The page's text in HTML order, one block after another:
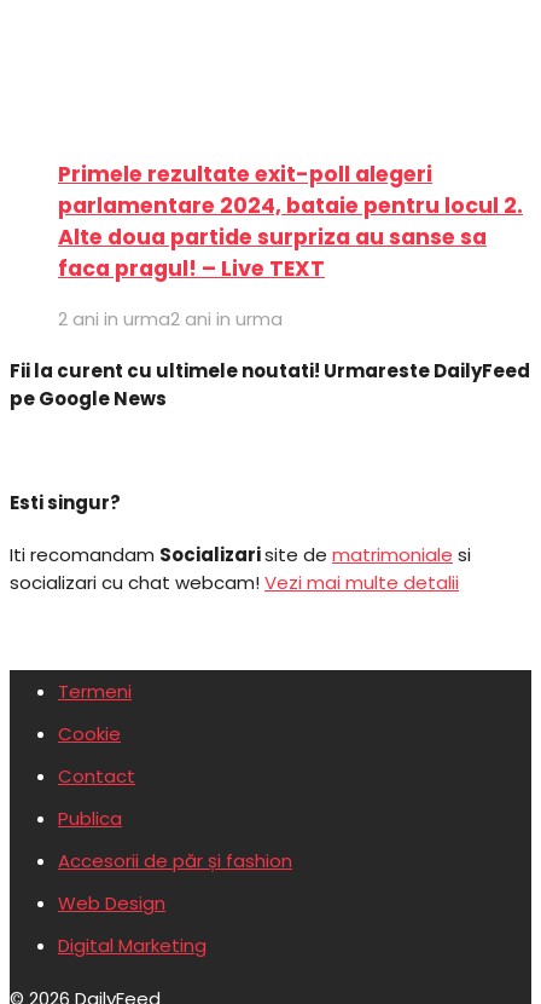
Primele rezultate exit-poll alegeri
parlamentare 2024, bataie pentru locul 2.
Alte doua partide surpriza au sanse sa
faca pragul! – Live TEXT
2 ani in urma2 ani in urma
Fii la curent cu ultimele noutati! Urmareste DailyFeed
pe Google News
Esti singur?
Iti recomandam Socializarisite de matrimoniale si
socializari cu chat webcam!Vezi mai multe detalii
Termeni
Cookie
Contact
Publica
Accesorii de păr și fashion
Web Design
Digital Marketing
© 2026 DailyFeed